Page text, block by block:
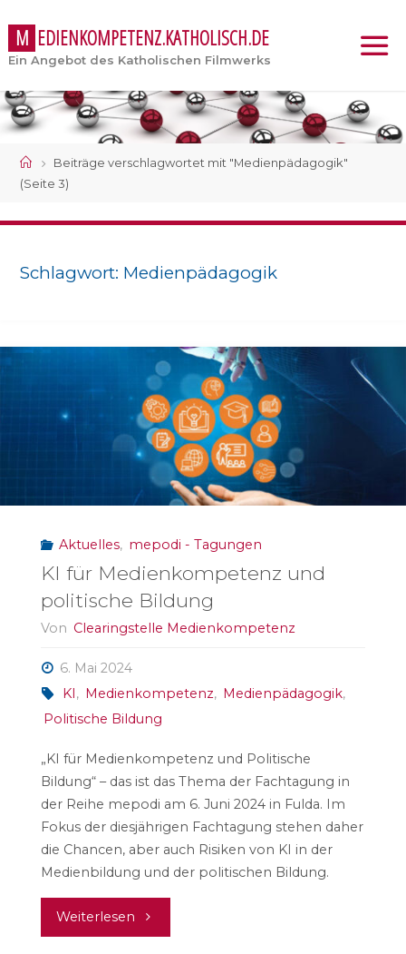
M EDIENKOMPETENZ.KATHOLISCH.DE
Ein Angebot des Katholischen Filmwerks
StartBeiträge verschlagwortet mit "Medienpädagogik"
(Seite 3)
Schlagwort: Medienpädagogik
Aktuelles, mepodi - Tagungen
KI für Medienkompetenz und
politische Bildung
Von Clearingstelle Medienkompetenz
6. Mai 2024
KI, Medienkompetenz, Medienpädagogik,
Politische Bildung
„KI für Medienkompetenz und Politische
Bildung“ – das ist das Thema der Fachtagung in
der Reihe mepodi am 6. Juni 2024 in Fulda. Im
Fokus der diesjährigen Fachtagung stehen daher
die Chancen, aber auch Risiken von KI in der
Medienbildung und der politischen Bildung.
Weiterlesen "KI